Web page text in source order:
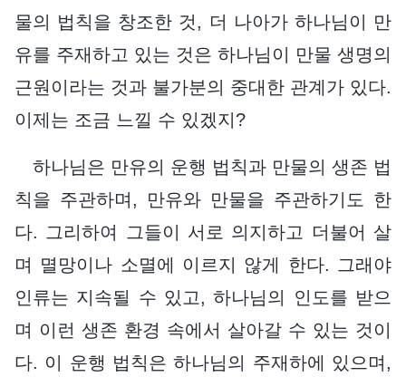
물의 법칙을 창조한 것, 더 나아가 하나님이 만
유를 주재하고 있는 것은 하나님이 만물 생명의
근원이라는 것과 불가분의 중대한 관계가 있다.
이제는 조금 느낄 수 있겠지?
하나님은 만유의 운행 법칙과 만물의 생존 법
칙을 주관하며, 만유와 만물을 주관하기도 한
다. 그리하여 그들이 서로 의지하고 더불어 살
며 멸망이나 소멸에 이르지 않게 한다. 그래야
인류는 지속될 수 있고, 하나님의 인도를 받으
며 이런 생존 환경 속에서 살아갈 수 있는 것이
다. 이 운행 법칙은 하나님의 주재하에 있으며,